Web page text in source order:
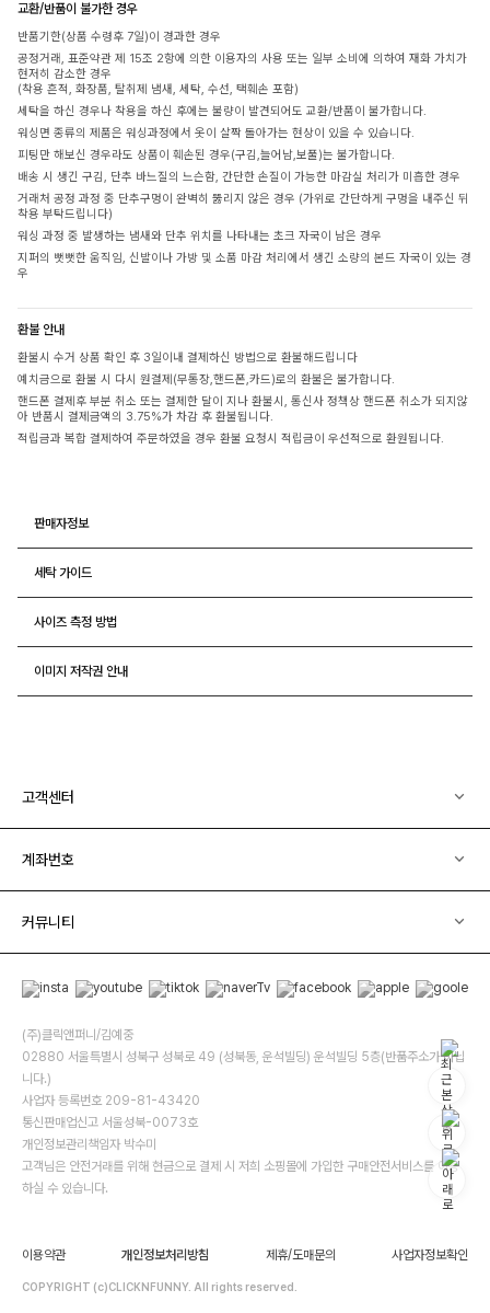
교환/반품이 불가한 경우
반품기한(상품 수령후 7일)이 경과한 경우
공정거래, 표준약관 제 15조 2항에 의한 이용자의 사용 또는 일부 소비에 의하여 재화 가치가
현저히 감소한 경우
(착용 흔적, 화장품, 탈취제 냄새, 세탁, 수선, 택훼손 포함)
세탁을 하신 경우나 착용을 하신 후에는 불량이 발견되어도 교환/반품이 불가합니다.
워싱면 종류의 제품은 워싱과정에서 옷이 살짝 돌아가는 현상이 있을 수 있습니다.
피팅만 해보신 경우라도 상품이 훼손된 경우(구김,늘어남,보풀)는 불가합니다.
배송 시 생긴 구김, 단추 바느질의 느슨함, 간단한 손질이 가능한 마감실 처리가 미흡한 경우
거래처 공정 과정 중 단추구멍이 완벽히 뚫리지 않은 경우 (가위로 간단하게 구멍을 내주신 뒤
착용 부탁드립니다)
워싱 과정 중 발생하는 냄새와 단추 위치를 나타내는 초크 자국이 남은 경우
지퍼의 뻣뻣한 움직임, 신발이나 가방 및 소품 마감 처리에서 생긴 소량의 본드 자국이 있는 경
우
환불 안내
환불시 수거 상품 확인 후 3일이내 결제하신 방법으로 환불해드립니다
예치금으로 환불 시 다시 원결제(무통장,핸드폰,카드)로의 환불은 불가합니다.
핸드폰 결제후 부분 취소 또는 결제한 달이 지나 환불시, 통신사 정책상 핸드폰 취소가 되지않
아 반품시 결제금액의 3.75%가 차감 후 환불됩니다.
적립금과 복합 결제하여 주문하였을 경우 환불 요청시 적립금이 우선적으로 환원됩니다.
판매자정보
세탁 가이드
사이즈 측정 방법
이미지 저작권 안내
고객센터
계좌번호
커뮤니티
(주)클릭앤퍼니/김예중
02880 서울특별시 성북구 성북로 49 (성북동, 운석빌딩) 운석빌딩 5층(반품주소가 아닙
니다.)
사업자 등록번호 209-81-43420
통신판매업신고 서울성북-0073호
개인정보관리책임자 박수미
고객님은 안전거래를 위해 현금으로 결제 시 저희 소핑몰에 가입한 구매안전서비스를 이용
하실 수 있습니다.
이용약관 개인정보처리방침 제휴/도매문의 사업자정보확인
COPYRIGHT (c)CLICKNFUNNY. All rights reserved.